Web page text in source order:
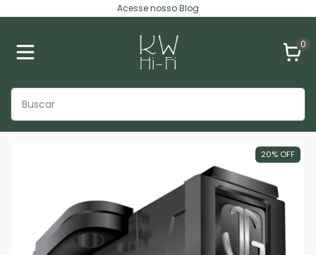
Acesse nosso Blog
0
20% OFF